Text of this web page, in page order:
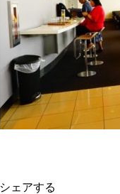
シェアする